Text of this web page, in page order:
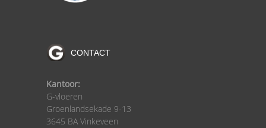
CONTACT
Kantoor:
G-vloeren
Groenlandsekade 9-13
3645 BA Vinkeveen